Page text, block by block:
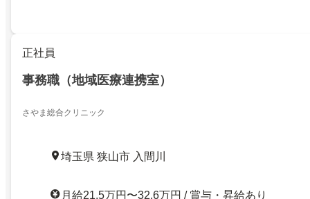
正社員
事務職（地域医療連携室）
さやま総合クリニック
埼玉県 狭山市 入間川
月給21.5万円〜32.6万円 / 賞与・昇給あり